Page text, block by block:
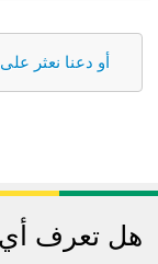
أو دعنا نعثر
هل تعرف